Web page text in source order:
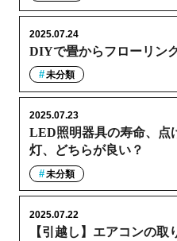
DIYで畳からフローリン
2025.07.24
未分類
LED照明器具の寿命、点
灯、どちらが良い？
2025.07.23
未分類
【引越し】エアコンの取
2025.07.22